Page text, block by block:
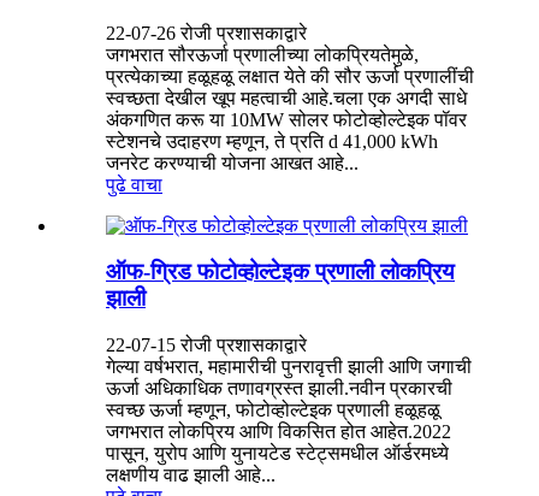
22-07-26 रोजी प्रशासकाद्वारे
जगभरात सौरऊर्जा प्रणालीच्या लोकप्रियतेमुळे,
प्रत्येकाच्या हळूहळू लक्षात येते की सौर ऊर्जा प्रणालींची
स्वच्छता देखील खूप महत्वाची आहे.चला एक अगदी साधे
अंकगणित करू या 10MW सोलर फोटोव्होल्टेइक पॉवर
स्टेशनचे उदाहरण म्हणून, ते प्रति d 41,000 kWh
जनरेट करण्याची योजना आखत आहे...
पुढे वाचा
ऑफ-ग्रिड फोटोव्होल्टेइक प्रणाली लोकप्रिय
झाली
22-07-15 रोजी प्रशासकाद्वारे
गेल्या वर्षभरात, महामारीची पुनरावृत्ती झाली आणि जगाची
ऊर्जा अधिकाधिक तणावग्रस्त झाली.नवीन प्रकारची
स्वच्छ ऊर्जा म्हणून, फोटोव्होल्टेइक प्रणाली हळूहळू
जगभरात लोकप्रिय आणि विकसित होत आहेत.2022
पासून, युरोप आणि युनायटेड स्टेट्समधील ऑर्डरमध्ये
लक्षणीय वाढ झाली आहे...